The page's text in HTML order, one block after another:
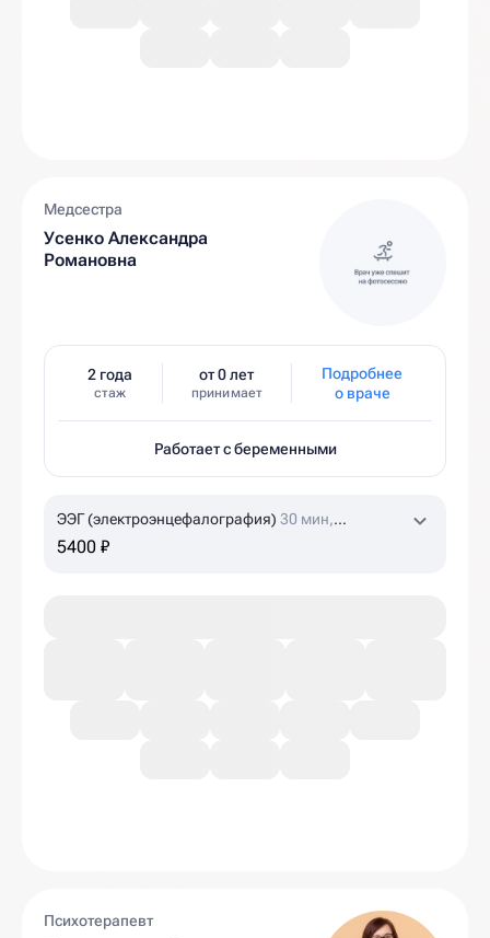
Медсестра
Усенко Александра
Романовна
2 года
стаж
от 0 лет
принимает
Подробнее
о враче
Работает с беременными
ЭЭГ (электроэнцефалография) 30 мин,
проводится с 3 лет
5400 ₽
Психотерапевт